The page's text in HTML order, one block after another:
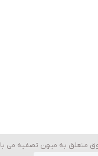
متعلق به میهن تصفیه می باشد.